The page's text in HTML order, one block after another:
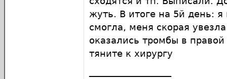
жуть. В итоге на 5й день: я
смогла, меня скорая
оказались тромбы в
тяните к хирургу